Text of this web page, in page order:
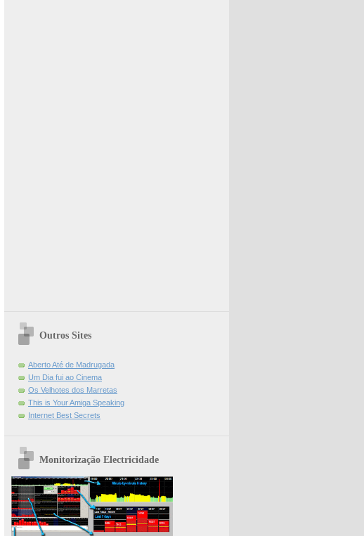
Outros Sites
Aberto Até de Madrugada
Um Dia fui ao Cinema
Os Velhotes dos Marretas
This is Your Amiga Speaking
Internet Best Secrets
Monitorização Electricidade